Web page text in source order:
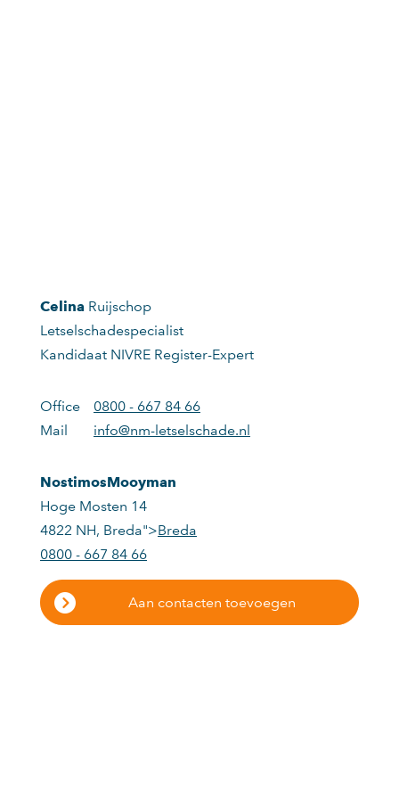
Celina Ruijschop
Letselschadespecialist
Kandidaat NIVRE Register-Expert
Office
0800 - 667 84 66
Mail
info@nm-letselschade.nl
NostimosMooyman
Hoge Mosten 14
4822 NH, Breda">Breda
0800 - 667 84 66
Aan contacten toevoegen